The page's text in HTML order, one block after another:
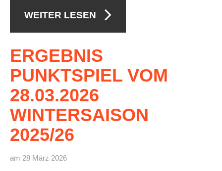
Die Fotos
MANNSCHAFTEN
Punktspiele
TRAINING
Trainingszeiten
Trainer
WEITER LESEN
ERGEBNIS
PUNKTSPIEL VOM
28.03.2026
WINTERSAISON
2025/26
am 28 März 2026